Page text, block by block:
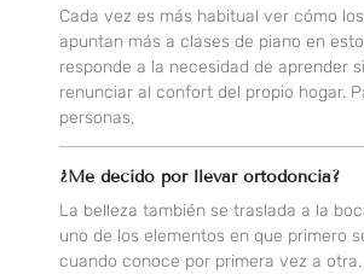
Cada vez es más habitual ver cómo
apuntan más a clases de piano en
responde a la necesidad de aprender
renunciar al confort del propio hogar.
personas,
¿Me decido por llevar ortodoncia?
La belleza también se traslada a la
uno de los elementos en que primero
cuando conoce por primera vez a